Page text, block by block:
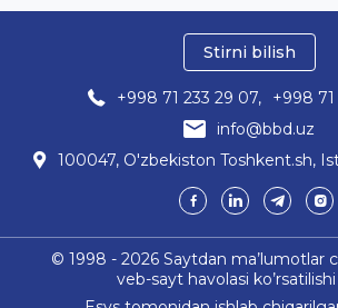
Stirni bilish
+998 71 233 29 07,
+998 71
info@bbd.uz
100047, O'zbekiston Toshkent.sh,
© 1998 - 2026 Saytdan ma’lumotlar
veb-sayt havolasi